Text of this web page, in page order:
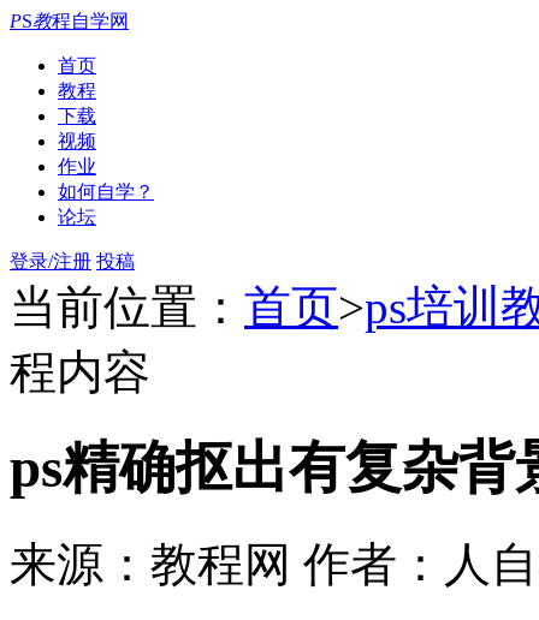
PS教程自学网
首页
教程
下载
视频
作业
如何自学？
论坛
登录/注册 投稿
当前位置： 首页>ps培训
程内容
ps精确抠出有复杂背
来源：教程网 作者：人